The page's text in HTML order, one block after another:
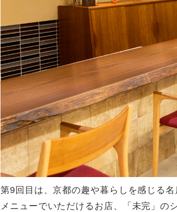
第9回目は、京都の趣や暮らしを感じる
メニューでいただけるお店、「未完」の